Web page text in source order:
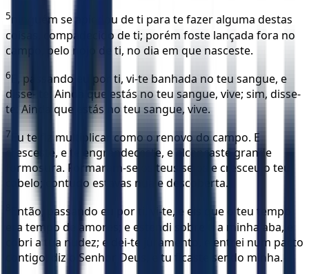
5ninguém se apiedou de ti para te fazer alguma destas
coisas, compadecido de ti; porém foste lançada fora no
campo, pelo nojo de ti, no dia em que nasceste.
6
E, passando eu por ti, vi-te banhada no teu sangue, e
disse- te: Ainda que estás no teu sangue, vive; sim, disse-
te: Ainda que estás no teu sangue, vive.
7
Eu te fiz multiplicar como o renovo do campo. E
cresceste, e te engrandeceste, e alcançaste grande
formosura. Formaram-se os teus seios e cresceu o teu
cabelo; contudo estavas nua e descoberta.
Então, passando eu por ti, vi-te, e eis que o teu tempo
era tempo de amores; e estendi sobre ti a minha aba, e
cobri a tua nudez; e dei-te juramento, e entrei num pacto
contigo, diz o Senhor Deus, e tu ficaste sendo minha.